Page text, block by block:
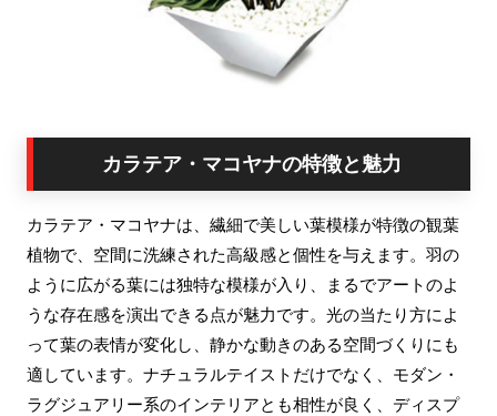
カラテア・マコヤナの特徴と魅力
カラテア・マコヤナは、繊細で美しい葉模様が特徴の観葉
植物で、空間に洗練された高級感と個性を与えます。羽の
ように広がる葉には独特な模様が入り、まるでアートのよ
うな存在感を演出できる点が魅力です。光の当たり方によ
って葉の表情が変化し、静かな動きのある空間づくりにも
適しています。ナチュラルテイストだけでなく、モダン・
ラグジュアリー系のインテリアとも相性が良く、ディスプ